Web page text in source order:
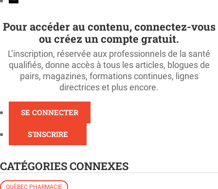
Pour accéder au contenu, connectez-vous
ou créez un compte gratuit.
L’inscription, réservée aux professionnels de la santé
qualifiés, donne accès à tous les articles, blogues de
pairs, magazines, formations continues, lignes
directrices et plus encore.
SE CONNECTER
S'INSCRIRE
CATÉGORIES CONNEXES
QUÉBEC PHARMACIE